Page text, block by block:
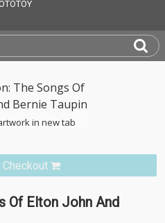
in new tab
Of Elton John And